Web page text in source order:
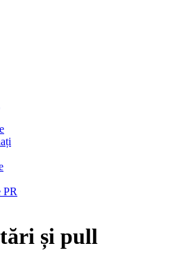
PR
și pull